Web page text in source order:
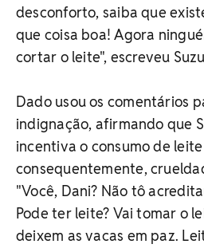
desconforto, saiba que
que coisa boa! Agora
cortar o leite", escreveu
Dado usou os comentários
indignação, afirmando que
incentiva o consumo de
consequentemente,
"Você, Dani? Não tô
Pode ter leite? Vai tomar o
deixem as vacas em paz.